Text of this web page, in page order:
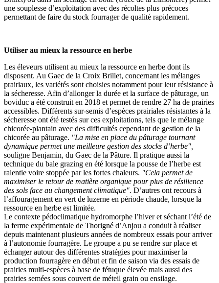
une souplesse d’exploitation avec des récoltes plus précoces
permettant de faire du stock fourrager de qualité rapidement.
Utiliser au mieux la ressource en herbe
Les éleveurs utilisent au mieux la ressource en herbe dont ils
disposent. Au Gaec de la Croix Brillet, concernant les mélanges
prairiaux, les variétés sont choisies notamment pour leur résistance à
la sécheresse. Afin d’allonger la durée et la surface de pâturage, un
boviduc a été construit en 2018 et permet de rendre 27 ha de prairies
accessibles. Différents sur-semis d’espèces prairiales résistantes à la
sécheresse ont été testés sur ces exploitations, tels que le mélange
chicorée-plantain avec des difficultés cependant de gestion de la
chicorée au pâturage. "La mise en place du pâturage tournant
dynamique permet une meilleure gestion des stocks d’herbe",
souligne Benjamin, du Gaec de la Pâture. Il pratique aussi la
technique du bale grazing en été lorsque la pousse de l’herbe est
ralentie voire stoppée par les fortes chaleurs. "Cela permet de
maximiser le retour de matière organique pour plus de résilience
des sols face au changement climatique". D’autres ont recours à
l’affouragement en vert de luzerne en période chaude, lorsque la
ressource en herbe est limitée.
Le contexte pédoclimatique hydromorphe l’hiver et séchant l’été de
la ferme expérimentale de Thorigné d’Anjou a conduit à réaliser
depuis maintenant plusieurs années de nombreux essais pour arriver
à l’autonomie fourragère. Le groupe a pu se rendre sur place et
échanger autour des différentes stratégies pour maximiser la
production fourragère en début et fin de saison via des essais de
prairies multi-espèces à base de fétuque élevée mais aussi des
prairies semées sous couvert de méteil grain ou ensilage.